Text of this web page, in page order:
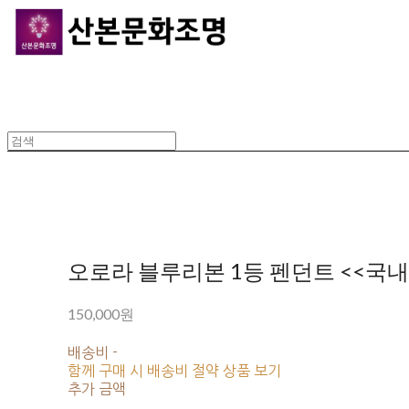
오로라 블루리본 1등 펜던트 <<국
150,000원
배송비 -
함께 구매 시 배송비 절약 상품 보기
추가 금액